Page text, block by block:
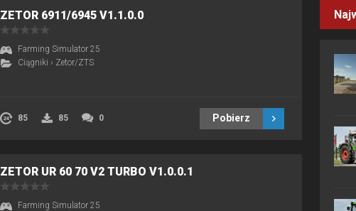
ZETOR 6911/6945 V1.1.0.0
Farming Simulator 25
Ciągniki › Zetor/ZTS
85 85 0 Pobierz
ZETOR UR 60 70 V2 TURBO V1.0.0.1
Farming Simulator 25